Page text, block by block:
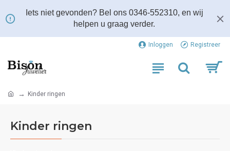
Iets niet gevonden? Bel ons 0346-552310, en wij
helpen u graag verder.
Inloggen Registreer
Kinder ringen
Kinder ringen